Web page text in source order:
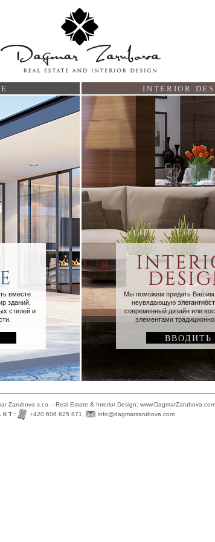
INTERIOR
вместе
зданий,
стилей и
Мы поможем придать Вашим
неувядающую
современный дизайн или
элементами
ВВОДИТЬ
Zarubova s.r.o. - Real Estate & Interior Design; www.DagmarZarubova.com
+420 606 625 871, info@dagmarzarubova.com